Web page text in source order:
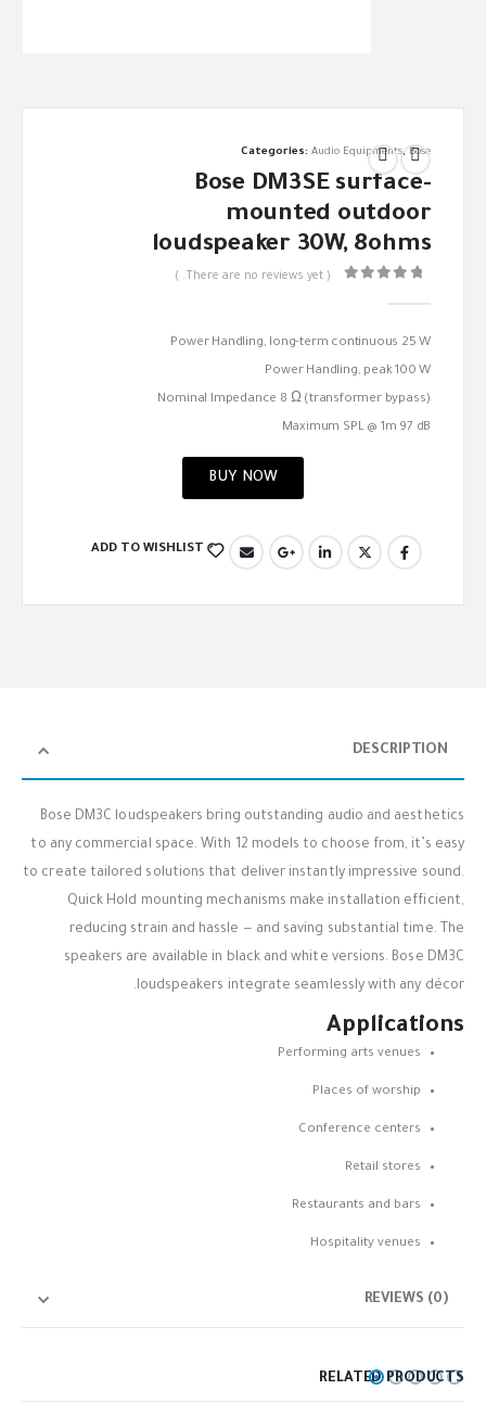
Categories:Audio Equipments,Bose
Bose DM3SE surface-
mounted outdoor
loudspeaker 30W, 8ohms
( There are no reviews yet. )
Power Handling, long-term continuous 25 W
Power Handling, peak 100 W
Nominal Impedance 8 Ω (transformer bypass)
Maximum SPL @ 1m 97 dB
BUY NOW
ADD TO WISHLIST
DESCRIPTION
Bose DM3C loudspeakers bring outstanding audio and aesthetics
to any commercial space. With 12 models to choose from, it’s easy
to create tailored solutions that deliver instantly impressive sound.
Quick Hold mounting mechanisms make installation efficient,
reducing strain and hassle — and saving substantial time. The
speakers are available in black and white versions. Bose DM3C
loudspeakers integrate seamlessly with any décor.
Applications
Performing arts venues
Places of worship
Conference centers
Retail stores
Restaurants and bars
Hospitality venues
REVIEWS (0)
RELATED PRODUCTS